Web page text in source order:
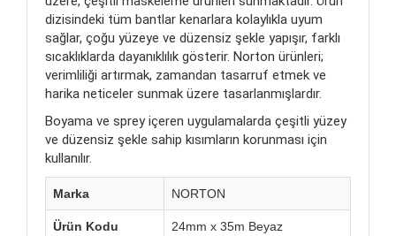
dizisindeki tüm bantlar kenarlara kolaylıkla uyum
sağlar, çoğu yüzeye ve düzensiz şekle yapışır, farklı
sıcaklıklarda dayanıklılık gösterir. Norton ürünleri;
verimliliği artırmak, zamandan tasarruf etmek ve
harika neticeler sunmak üzere tasarlanmışlardır.
Boyama ve sprey içeren uygulamalarda çeşitli yüzey
ve düzensiz şekle sahip kısımların korunması için
kullanılır.
Marka NORTON
Ürün Kodu 24mm x 35m Beyaz